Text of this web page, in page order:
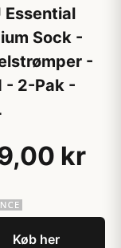
Essential
Sock -
-
- 2-Pak -
kr
Køb her